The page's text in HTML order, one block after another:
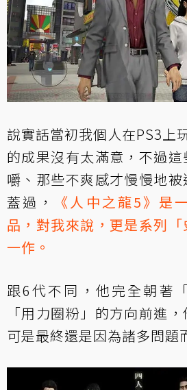
說實話當初我個人在PS3上
的成果沒有太滿意，不過
嚼、那些不爽感才慢慢地
蓋過，
《人中之龍5》是
品，對我來說，更是系列
一作。
跟6代不同，他完全朝著
「用力圈粉」的方向前進
可是最終還是因為諸多問題